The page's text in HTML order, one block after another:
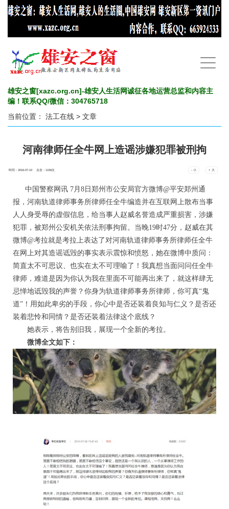
手
机
航
雄安之窗[xazc.org.cn]-雄安人生活网诚征各地运营总监和内容主
编！联系QQ/微信：304765718
当前位置： 法工在线 > 文章
河南律师任全牛网上造谣涉嫌犯罪被刑拘
时间：2016-07-10 点击：1156次 - 小 + 大
中国警察网讯 7月8日郑州市公安局官方微博@平安郑州通
报，河南轨道律师事务所律师任全牛编造并在互联网上散布当事
人人身受辱的虚假信息，给当事人赵威名誉造成严重损害，涉嫌
犯罪，被郑州公安机关依法刑事拘留。当晚19时47分，赵威在其
微博@考拉就是考拉上表达了对河南轨道律师事务所律师任全牛
在网上对其造谣诋毁的事实表示震惊和愤怒，她在微博中质问：
简直太不可思议、也实在太不可理喻了！我真想当面问问任全牛
律师，难道是因为你认为我在里面不可能再出来了，就这样肆无
忌惮地诋毁我的声誉？你身为轨道律师事务所律师，你可真“鬼
道”！用如此卑劣的手段，你心中是否还装着良知与仁义？是否还
装着悲怜和同情？是否还装着法律这个底线？
她表示，将告别旧我，展现一个全新的考拉。
微博全文如下：